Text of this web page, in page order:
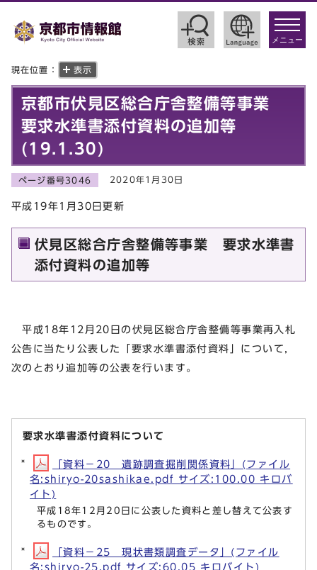
toggle
メニュー
現在位置： 表示
京都市伏見区総合庁舎整備等事業
要求水準書添付資料の追加等
(19.1.30)
ページ番号3046 2020年1月30日
平成19年1月30日更新
伏見区総合庁舎整備等事業 要求水準書
添付資料の追加等
平成18年12月20日の伏見区総合庁舎整備等事業再入札
公告に当たり公表した「要求水準書添付資料」について，
次のとおり追加等の公表を行います。
要求水準書添付資料について
「資料－20 遺跡調査掘削関係資料」(ファイル
名:shiryo-20sashikae.pdf サイズ:100.00 キロバ
イト)
平成18年12月20日に公表した資料と差し替えて公表す
るものです。
「資料－25 現状書類調査データ」(ファイル
名:shiryo-25.pdf サイズ:60.05 キロバイト)